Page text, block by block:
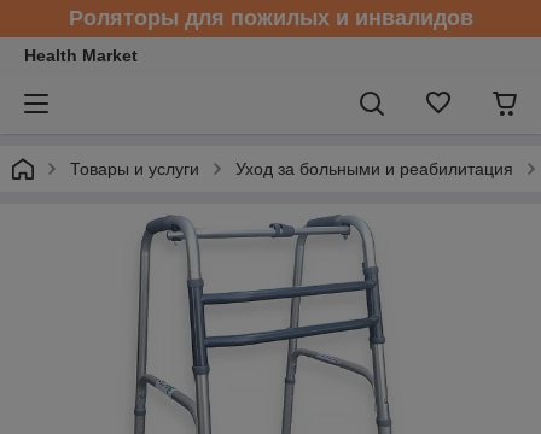
Роляторы для пожилых и инвалидов
Health Market
Товары и услуги Уход за больными и реабилитация